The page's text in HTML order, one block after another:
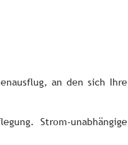
an den sich Ihre
Strom-unabhängige